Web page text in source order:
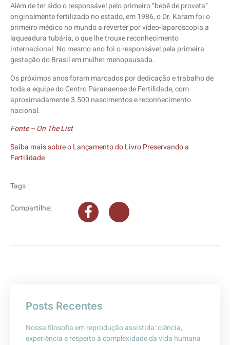
Além de ter sido o responsável pelo primeiro “bebê de proveta”
originalmente fertilizado no estado, em 1986, o Dr. Karam foi o
primeiro médico no mundo a reverter por vídeo-laparoscopia a
laqueadura tubária, o que lhe trouxe reconhecimento
internacional. No mesmo ano foi o responsável pela primeira
gestação do Brasil em mulher menopausada.
Os próximos anos foram marcados por dedicação e trabalho de
toda a equipe do Centro Paranaense de Fertilidade, com
aproximadamente 3.500 nascimentos e reconhecimento
nacional.
Fonte – On The List
Saiba mais sobre o Lançamento do Livro Preservando a
Fertilidade
Tags :
Compartilhe:
Posts Recentes
Nossa filosofia em reprodução assistida: ciência,
experiência e respeito à complexidade da vida humana